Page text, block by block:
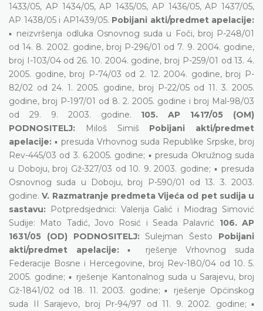
1433/05, AP 1434/05, AP 1435/05, AP 1436/05, AP 1437/05,
AP 1438/05 i AP1439/05. Pobijani akti/predmet apelacije:
▪ neizvršenja odluka Osnovnog suda u Foči, broj P-248/01
od 14. 8. 2002. godine, broj P-296/01 od 7. 9. 2004. godine,
broj I-103/04 od 26. 10. 2004. godine, broj P-259/01 od 13. 4.
2005. godine, broj P-74/03 od 2. 12. 2004. godine, broj P-
82/02 od 24. 1. 2005. godine, broj P-22/05 od 11. 3. 2005.
godine, broj P-197/01 od 8. 2. 2005. godine i broj Mal-98/03
od 29. 9. 2003. godine. 105. AP 1417/05 (OM)
PODNOSITELJ:
Miloš Simiš Pobijani akti/predmet
apelacije: ▪ presuda Vrhovnog suda Republike Srpske, broj
Rev-445/03 od 3. 6.2005. godine; ▪ presuda Okružnog suda
u Doboju, broj Gž-327/03 od 10. 9. 2003. godine; ▪ presuda
Osnovnog suda u Doboju, broj P-590/01 od 13. 3. 2003.
godine.V. Razmatranje predmeta Vijeća od pet sudija u
sastavu: Potpredsjednici: Valerija Galić i Miodrag Simović
Sudije: Mato Tadić, Jovo Rosić i Seada Palavrić 106. AP
1631/05 (OD) PODNOSITELJ: Sulejman Šesto Pobijani
akti/predmet apelacije:▪ rješenje Vrhovnog suda
Federacije Bosne i Hercegovine, broj Rev-180/04 od 10. 5.
2005. godine; ▪ rješenje Kantonalnog suda u Sarajevu, broj
Gž-1841/02 od 18. 11. 2003. godine; ▪ rješenje Općinskog
suda II Sarajevo, broj Pr-94/97 od 11. 9. 2002. godine; ▪